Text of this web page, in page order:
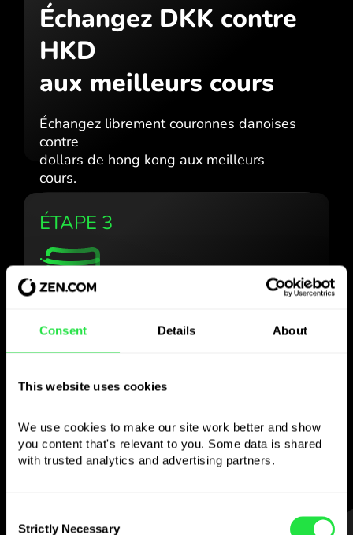
Consent Details About
This website uses cookies
We use cookies to make our site work better and show
you content that's relevant to you. Some data is shared
with trusted analytics and advertising partners.
Selection
Strictly Necessary
Échangez DKK contre
HKD
aux meilleurs cours
Échangez librement couronnes danoises
contre
dollars de hong kong aux meilleurs
cours.
ÉTAPE 3
Utilisez la devise
choisie
comme vous le
souhaitez
Envoyez de l’argent à l’étranger,
— simple et sans stress.